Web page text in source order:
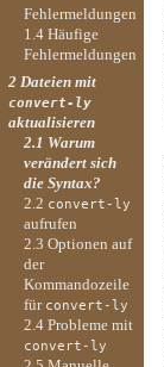
Fehlermeldungen
1.4 Häufige
Fehlermeldungen
2 Dateien mit
convert-ly
aktualisieren
2.1 Warum
verändert sich
die Syntax?
2.2 convert-ly
aufrufen
2.3 Optionen auf
der
Kommandozeile
für convert-ly
2.4 Probleme mit
convert-ly